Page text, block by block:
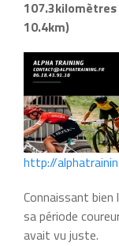
10.4km)
http://
Connaissant
sa période
avait vu juste.